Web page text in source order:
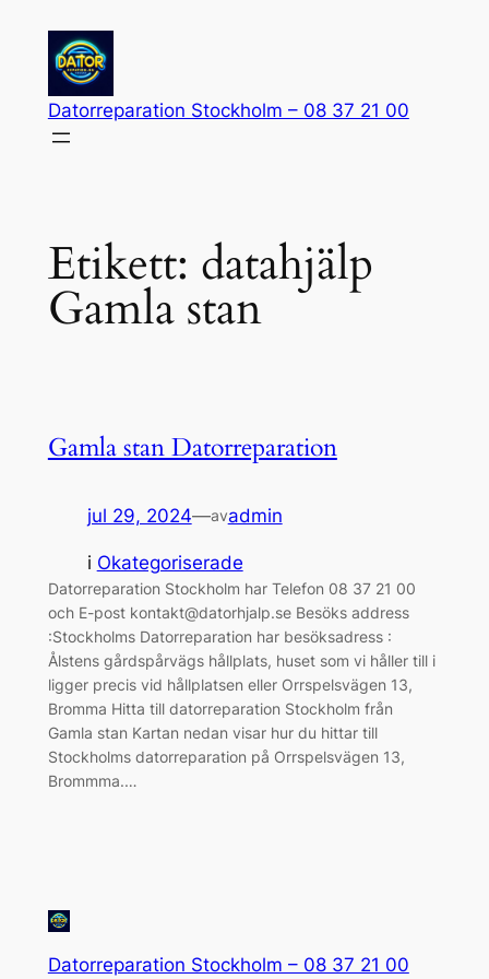
innehåll
Datorreparation Stockholm – 08 37 21 00
Etikett: datahjälp
Gamla stan
Gamla stan Datorreparation
jul 29, 2024—avadmin
i Okategoriserade
Datorreparation Stockholm har Telefon 08 37 21 00
och E-post kontakt@datorhjalp.se Besöks address
:Stockholms Datorreparation har besöksadress :
Ålstens gårdspårvägs hållplats, huset som vi håller till i
ligger precis vid hållplatsen eller Orrspelsvägen 13,
Bromma Hitta till datorreparation Stockholm från
Gamla stan Kartan nedan visar hur du hittar till
Stockholms datorreparation på Orrspelsvägen 13,
Brommma.…
Datorreparation Stockholm – 08 37 21 00